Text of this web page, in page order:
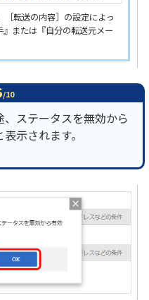
転送の内容］の設定によっ
または『自分の転送元メー
/10
、ステータスを無効から
示されます。